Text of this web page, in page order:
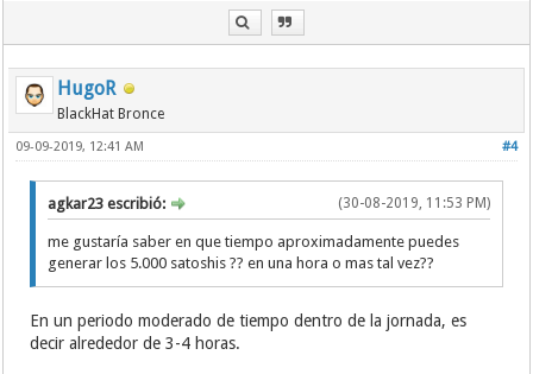
HugoR
BlackHat Bronce
#4
09-09-2019, 12:41 AM
(30-08-2019, 11:53 PM)
agkar23 escribió:
me gustaría saber en que tiempo aproximadamente puedes
generar los 5.000 satoshis ?? en una hora o mas tal vez??
En un periodo moderado de tiempo dentro de la jornada, es
decir alrededor de 3-4 horas.